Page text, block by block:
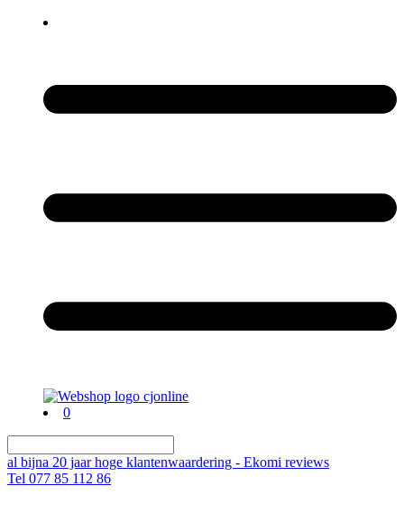
0
al bijna 20 jaar hoge klantenwaardering - Ekomi reviews
Tel 077 85 112 86